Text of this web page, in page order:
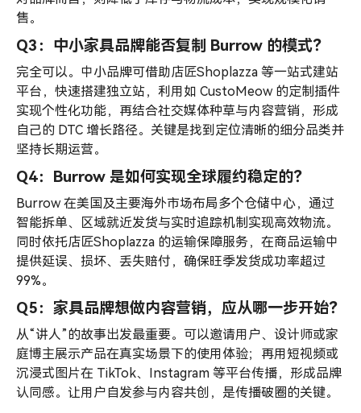
售。
Q3：中小家具品牌能否复制 Burrow 的模式？
完全可以。中小品牌可借助店匠Shoplazza 等一站式建站
平台，快速搭建独立站，利用如 CustoMeow 的定制插件
实现个性化功能，再结合社交媒体种草与内容营销，形成
自己的 DTC 增长路径。关键是找到定位清晰的细分品类并
坚持长期运营。
Q4：Burrow 是如何实现全球履约稳定的？
Burrow 在美国及主要海外市场布局多个仓储中心，通过
智能拆单、区域就近发货与实时追踪机制实现高效物流。
同时依托店匠Shoplazza 的运输保障服务，在商品运输中
提供延误、损坏、丢失赔付，确保旺季发货成功率超过
99%。
Q5：家具品牌想做内容营销，应从哪一步开始？
从“讲人”的故事出发最重要。可以邀请用户、设计师或家
庭博主展示产品在真实场景下的使用体验；再用短视频或
沉浸式图片在 TikTok、Instagram 等平台传播，形成品牌
认同感。让用户自发参与内容共创，是传播破圈的关键。